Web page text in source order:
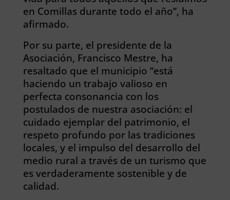
en Comillas durante todo el año”, ha
afirmado.
Por su parte, el presidente de la
Asociación, Francisco Mestre, ha
resaltado que el municipio “está
haciendo un trabajo valioso en
perfecta consonancia con los
postulados de nuestra asociación: el
cuidado ejemplar del patrimonio, el
respeto profundo por las tradiciones
locales, y el impulso del desarrollo del
medio rural a través de un turismo que
es verdaderamente sostenible y de
calidad.